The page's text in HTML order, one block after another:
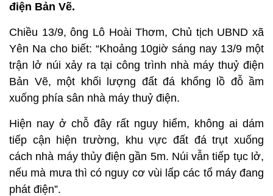
điện Bản Vẽ.
Chiều 13/9, ông Lô Hoài Thơm, Chủ tịch UBND xã
Yên Na cho biết: “Khoảng 10giờ sáng nay 13/9 một
trận lở núi xảy ra tại công trình nhà máy thuỷ điện
Bản Vẽ, một khối lượng đất đá khổng lồ đỗ ầm
xuống phía sân nhà máy thuỷ điện.
Hiện nay ở chỗ đây rất nguy hiểm, không ai dám
tiếp cận hiện trường, khu vực đất đá trụt xuống
cách nhà máy thủy điện gần 5m. Núi vẫn tiếp tục lở,
nếu mà mưa thì có nguy cơ vùi lấp các tổ máy đang
phát điện”.